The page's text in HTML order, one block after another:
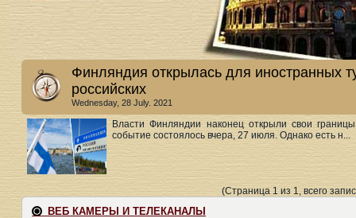
Финляндия открылась для иностранных
российских
Wednesday, 28 July. 2021
Власти Финляндии наконец открыли свои
событие состоялось вчера, 27 июля. Однако есть н...
(Страница 1 из 1, всего